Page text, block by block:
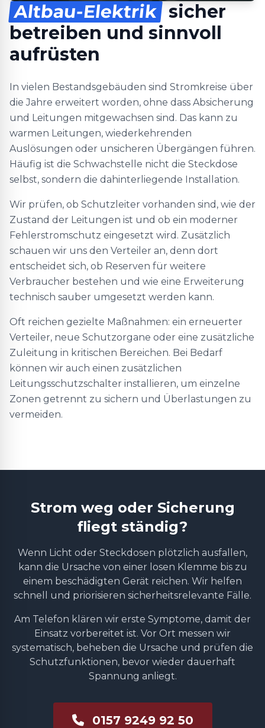
Altbau-Elektrik sicher
betreiben und sinnvoll
aufrüsten
In vielen Bestandsgebäuden sind Stromkreise über
die Jahre erweitert worden, ohne dass Absicherung
und Leitungen mitgewachsen sind. Das kann zu
warmen Leitungen, wiederkehrenden
Auslösungen oder unsicheren Übergängen führen.
Häufig ist die Schwachstelle nicht die Steckdose
selbst, sondern die dahinterliegende Installation.
Wir prüfen, ob Schutzleiter vorhanden sind, wie der
Zustand der Leitungen ist und ob ein moderner
Fehlerstromschutz eingesetzt wird. Zusätzlich
schauen wir uns den Verteiler an, denn dort
entscheidet sich, ob Reserven für weitere
Verbraucher bestehen und wie eine Erweiterung
technisch sauber umgesetzt werden kann.
Oft reichen gezielte Maßnahmen: ein erneuerter
Verteiler, neue Schutzorgane oder eine zusätzliche
Zuleitung in kritischen Bereichen. Bei Bedarf
können wir auch einen zusätzlichen
Leitungsschutzschalter installieren, um einzelne
Zonen getrennt zu sichern und Überlastungen zu
vermeiden.
Strom weg oder Sicherung
fliegt ständig?
Wenn Licht oder Steckdosen plötzlich ausfallen,
kann die Ursache von einer losen Klemme bis zu
einem beschädigten Gerät reichen. Wir helfen
schnell und priorisieren sicherheitsrelevante Fälle.
Am Telefon klären wir erste Symptome, damit der
Einsatz vorbereitet ist. Vor Ort messen wir
systematisch, beheben die Ursache und prüfen die
Schutzfunktionen, bevor wieder dauerhaft
Spannung anliegt.
0157 9249 92 50